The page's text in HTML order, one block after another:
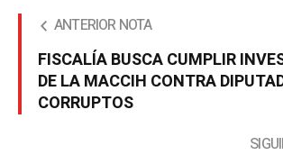
ANTERIOR NOTA
FISCALÍA BUSCA CUMPLIR
DE LA MACCIH CONTRA
CORRUPTOS